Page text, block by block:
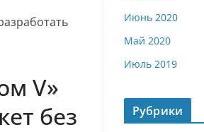
V»
без
Июнь 2020
Май 2020
Июль 2019
Рубрики